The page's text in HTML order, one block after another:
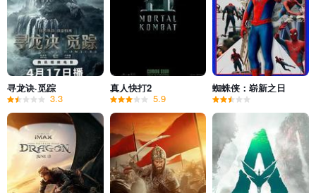
寻龙诀·觅踪
3.3
真人快打2
5.9
蜘蛛侠：崭新之日